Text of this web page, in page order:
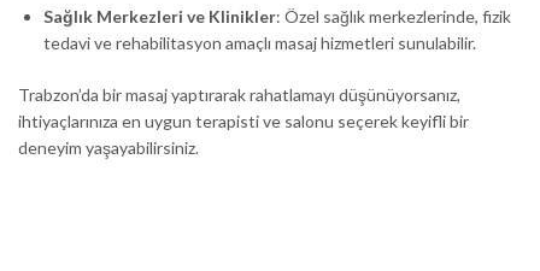
Sağlık Merkezleri ve Klinikler: Özel sağlık merkezlerinde, fizik
tedavi ve rehabilitasyon amaçlı masaj hizmetleri sunulabilir.
Trabzon’da bir masaj yaptırarak rahatlamayı düşünüyorsanız,
ihtiyaçlarınıza en uygun terapisti ve salonu seçerek keyifli bir
deneyim yaşayabilirsiniz.